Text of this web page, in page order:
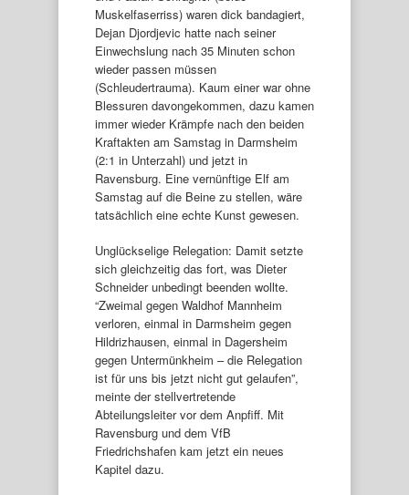
Muskelfaserriss) waren dick bandagiert,
Dejan Djordjevic hatte nach seiner
Einwechslung nach 35 Minuten schon
wieder passen müssen
(Schleudertrauma). Kaum einer war ohne
Blessuren davongekommen, dazu kamen
immer wieder Krämpfe nach den beiden
Kraftakten am Samstag in Darmsheim
(2:1 in Unterzahl) und jetzt in
Ravensburg. Eine vernünftige Elf am
Samstag auf die Beine zu stellen, wäre
tatsächlich eine echte Kunst gewesen.
Unglückselige Relegation: Damit setzte
sich gleichzeitig das fort, was Dieter
Schneider unbedingt beenden wollte.
“Zweimal gegen Waldhof Mannheim
verloren, einmal in Darmsheim gegen
Hildrizhausen, einmal in Dagersheim
gegen Untermünkheim – die Relegation
ist für uns bis jetzt nicht gut gelaufen”,
meinte der stellvertretende
Abteilungsleiter vor dem Anpfiff. Mit
Ravensburg und dem VfB
Friedrichshafen kam jetzt ein neues
Kapitel dazu.